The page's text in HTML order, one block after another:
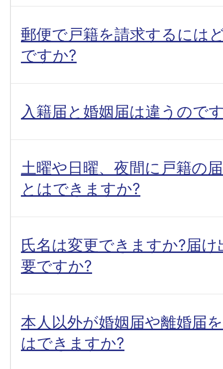
郵便で戸籍を請求するには
ですか?
入籍届と婚姻届は違うので
土曜や日曜、夜間に戸籍の
とはできますか?
氏名は変更できますか?届
要ですか?
本人以外が婚姻届や離婚届
はできますか?